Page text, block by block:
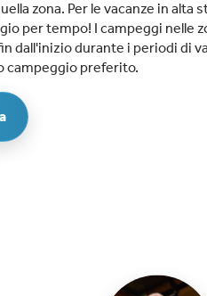
zona. Per le vacanze in alta
per tempo! I campeggi nelle
dall'inizio durante i periodi di
campeggio preferito.